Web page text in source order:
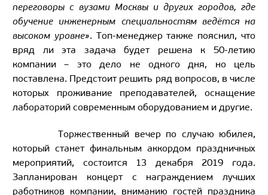
переговоры с вузами Москвы и других городов, где
обучение инженерным специальностям ведётся на
высоком уровне». Топ-менеджер также пояснил, что
вряд ли эта задача будет решена к 50-летию
компании – это дело не одного дня, но цель
поставлена. Предстоит решить ряд вопросов, в числе
которых проживание преподавателей, оснащение
лабораторий современным оборудованием и другие.
Торжественный вечер по случаю юбилея,
который станет финальным аккордом праздничных
мероприятий, состоится 13 декабря 2019 года.
Запланирован концерт с награждением лучших
работников компании, вниманию гостей праздника